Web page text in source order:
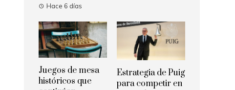
Hace 6 días
Juegos de mesa
históricos que
Estrategia de Puig
para competir en